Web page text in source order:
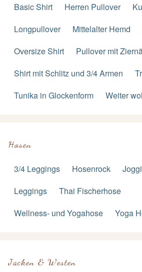
Basic Shirt Herren Pullover
Longpullover
Mittelalter Hemd
Oversize Shirt
Pullover mit
Shirt mit Schlitz und 3/4 Armen
Tunika in Glockenform
Weiter
Hosen
3/4 Leggings Hosenrock
Leggings
Thai Fischerhose
Wellness- und Yogahose
Yoga
Jacken & Westen